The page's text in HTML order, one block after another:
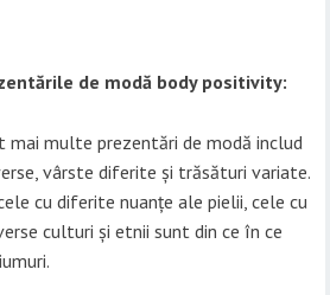
de modă body positivity:
mai multe prezentări de modă includ
vârste diferite și trăsături variate.
cu diferite nuanțe ale pielii, cele cu
culturi și etnii sunt din ce în ce